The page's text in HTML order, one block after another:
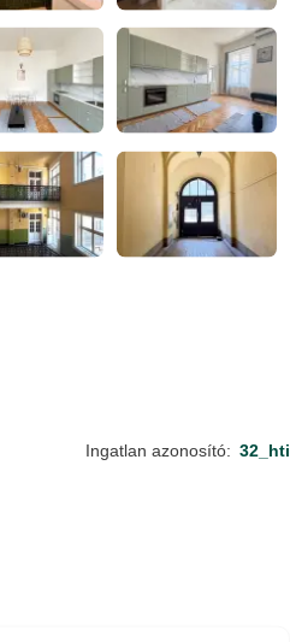
Ingatlan azonosító: 32_hti